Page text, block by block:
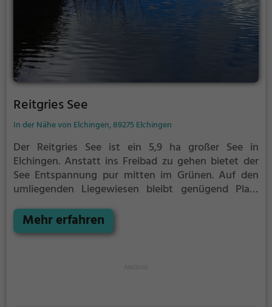
Reitgries See
In der Nähe von Elchingen, 89275 Elchingen
Der Reitgries See ist ein 5,9 ha großer See in
Elchingen. Anstatt ins Freibad zu gehen bietet der
See Entspannung pur mitten im Grünen. Auf den
umliegenden Liegewiesen bleibt genügend Platz
September ist der Reitgries See ein beliebtes
Ausflugsziel. Egal ob für Familien, Freunde oder
Mehr erfahren